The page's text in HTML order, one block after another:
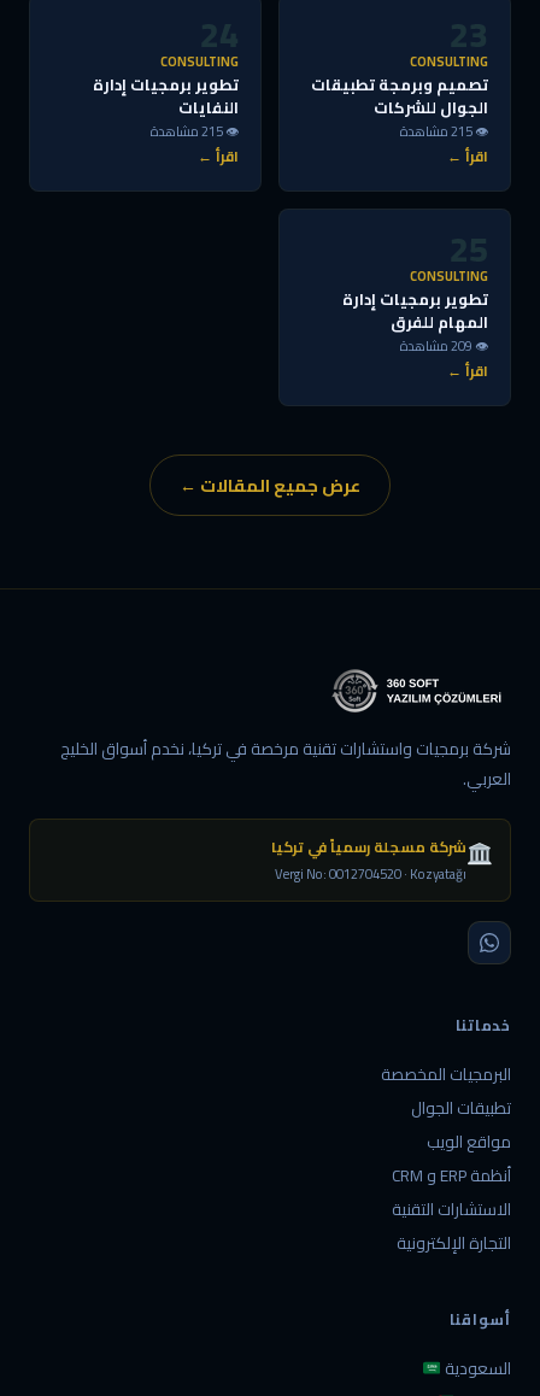
23
CONSULTING
تصميم وبرمجة تطبيقات
الجوال للشركات
👁 215 مشاهدة
اقرأ ←
24
CONSULTING
تطوير برمجيات إدارة
النفايات
👁 215 مشاهدة
اقرأ ←
25
CONSULTING
تطوير برمجيات إدارة
المهام للفرق
👁 209 مشاهدة
اقرأ ←
عرض جميع المقالات ←
شركة برمجيات واستشارات تقنية مرخصة في تركيا، نخدم أسواق الخليج
العربي.
شركة مسجلة رسمياً في تركيا
Vergi No: 0012704520 · Kozyatağı
خدماتنا
البرمجيات المخصصة
تطبيقات الجوال
مواقع الويب
أنظمة ERP و CRM
الاستشارات التقنية
التجارة الإلكترونية
أسواقنا
السعودية